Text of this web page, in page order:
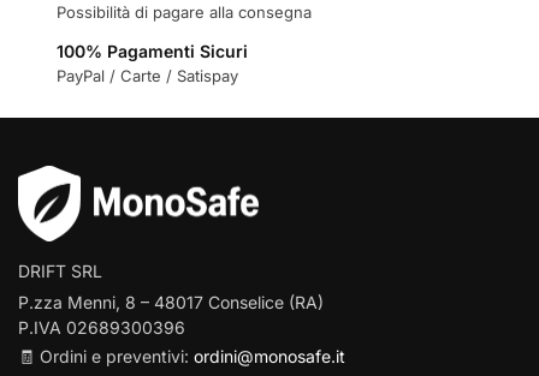
Possibilità di pagare alla consegna
100% Pagamenti Sicuri
PayPal / Carte / Satispay
DRIFT SRL
P.zza Menni, 8 – 48017 Conselice (RA)
P.IVA 02689300396
🧾 Ordini e preventivi: ordini@monosafe.it